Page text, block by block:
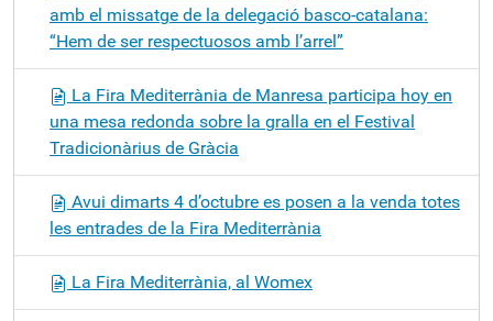
amb el missatge de la delegació basco-catalana:
“Hem de ser respectuosos amb l’arrel”
La Fira Mediterrània de Manresa participa hoy en
una mesa redonda sobre la gralla en el Festival
Tradicionàrius de Gràcia
Avui dimarts 4 d’octubre es posen a la venda totes
les entrades de la Fira Mediterrània
La Fira Mediterrània, al Womex